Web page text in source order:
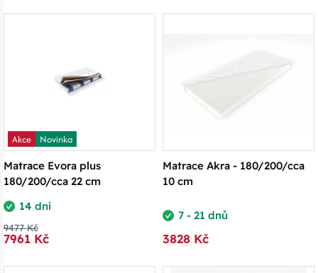
Akce
Novinka
Matrace Evora plus
180/200/cca 22 cm
14 dní
9477 Kč
7961 Kč
Matrace Akra - 180/200/cca
10 cm
7 - 21 dnů
3828 Kč